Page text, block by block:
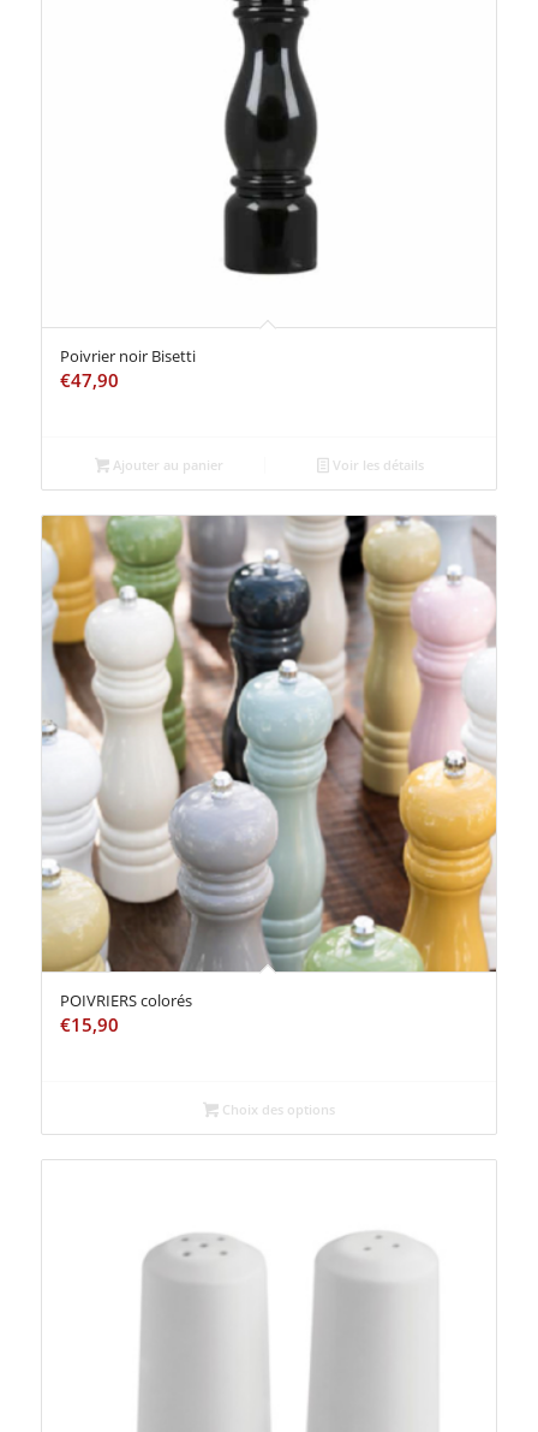
Poivrier noir Bisetti
€47,90
Ajouter au panier Voir les détails
POIVRIERS colorés
€15,90
Choix des options